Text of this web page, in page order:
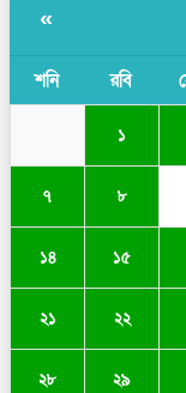
«
শনি রবি
১
৭ ৮
১৪ ১৫
২১ ২২
২৮ ২৯